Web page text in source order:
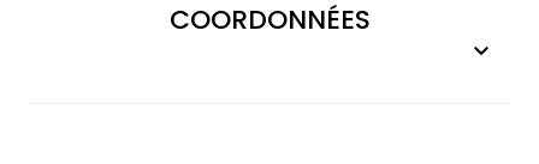
COORDONNÉES
